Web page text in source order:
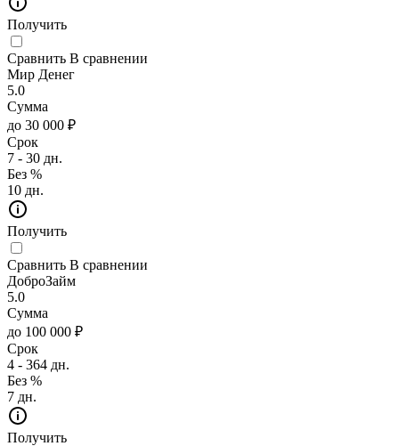
Получить
Сравнить В сравнении
Мир Денег
5.0
Сумма
до 30 000 ₽
Срок
7 - 30 дн.
Без %
10 дн.
Получить
Сравнить В сравнении
ДоброЗайм
5.0
Сумма
до 100 000 ₽
Срок
4 - 364 дн.
Без %
7 дн.
Получить